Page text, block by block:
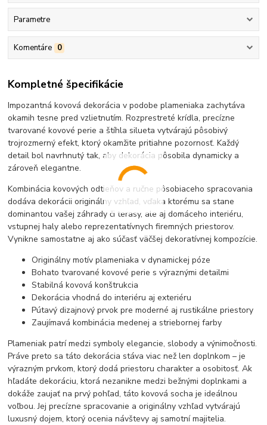
Parametre
Komentáre 0
Kompletné špecifikácie
Impozantná kovová dekorácia v podobe plameniaka zachytáva
okamih tesne pred vzlietnutím. Rozprestreté krídla, precízne
tvarované kovové perie a štíhla silueta vytvárajú pôsobivý
trojrozmerný efekt, ktorý okamžite pritiahne pozornosť. Každý
detail bol navrhnutý tak, aby dekorácia pôsobila dynamicky a
zároveň elegantne.
Kombinácia kovových odtieňov a ručne pôsobiaceho spracovania
dodáva dekorácii originálny vzhľad, vďaka ktorému sa stane
dominantou vašej záhrady či terasy, ale aj domáceho interiéru,
vstupnej haly alebo reprezentatívnych firemných priestorov.
Vynikne samostatne aj ako súčasť väčšej dekoratívnej kompozície.
Originálny motív plameniaka v dynamickej póze
Bohato tvarované kovové perie s výraznými detailmi
Stabilná kovová konštrukcia
Dekorácia vhodná do interiéru aj exteriéru
Pútavý dizajnový prvok pre moderné aj rustikálne priestory
Zaujímavá kombinácia medenej a striebornej farby
Plameniak patrí medzi symboly elegancie, slobody a výnimočnosti.
Práve preto sa táto dekorácia stáva viac než len doplnkom – je
výrazným prvkom, ktorý dodá priestoru charakter a osobitosť. Ak
hľadáte dekoráciu, ktorá nezanikne medzi bežnými doplnkami a
dokáže zaujať na prvý pohľad, táto kovová socha je ideálnou
voľbou. Jej precízne spracovanie a originálny vzhľad vytvárajú
luxusný dojem, ktorý ocenia návštevy aj samotní majitelia.